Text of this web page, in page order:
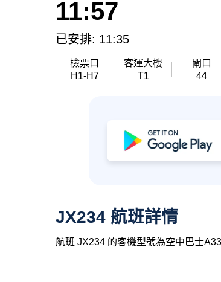
11:57
已安排: 11:35
檢票口
H1-H7
客運大樓
T1
閘口
44
JX234 航班詳情
航班 JX234 的客機型號為空中巴士